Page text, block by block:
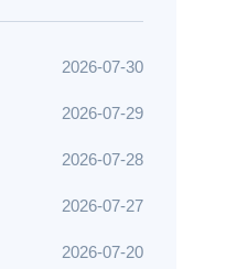
2026-07-30
2026-07-29
2026-07-28
2026-07-27
2026-07-20